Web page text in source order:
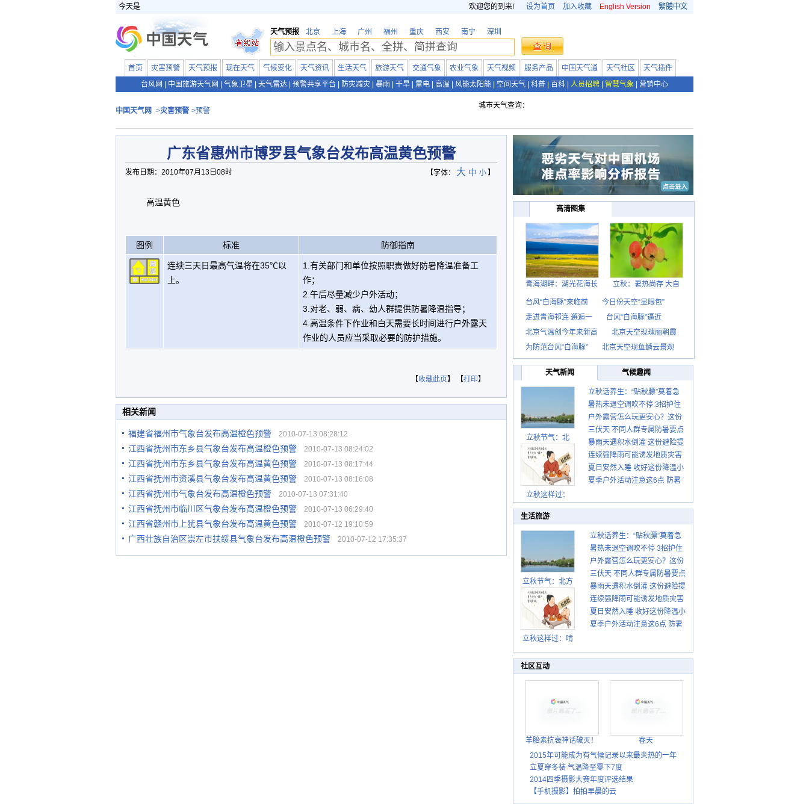
今天是 欢迎您的到来! 设为首页 加入收藏 English Version 繁體中文
天气预报 北京 上海 广州 福州 重庆 西安 南宁 深圳
首页 灾害预警 天气预报 现在天气 气候变化 天气资讯 生活天气 旅游天气 交通气象 农业气象 天气视频 服务产品 中国天气通 天气社区
天气插件
台风网
中国旅游天气网 气象卫星 天气雷达 预警共享平台 防灾减灾 暴雨 干旱 雷电 高温 风能太阳能 空间天气 科普 百科 人员招聘 智慧气象 营销中心
中国天气网 >灾害预警 >预警
城市天气查询：
广东省惠州市博罗县气象台发布高温黄色预警
发布日期：2010年07月13日08时 【字体： 大 中 小】
高温黄色
图例 标准 防御指南
连续三天日最高气温将在35℃以
上。
1.有关部门和单位按照职责做好防暑降温准备工
作；
2.午后尽量减少户外活动；
3.对老、弱、病、幼人群提供防暑降温指导；
4.高温条件下作业和白天需要长时间进行户外露天
作业的人员应当采取必要的防护措施。
【收藏此页】 【打印】
相关新闻
福建省福州市气象台发布高温橙色预警 2010-07-13 08:28:12
江西省抚州市东乡县气象台发布高温橙色预警 2010-07-13 08:24:02
江西省抚州市东乡县气象台发布高温黄色预警 2010-07-13 08:17:44
江西省抚州市资溪县气象台发布高温黄色预警 2010-07-13 08:16:08
江西省抚州市气象台发布高温橙色预警 2010-07-13 07:31:40
江西省抚州市临川区气象台发布高温橙色预警 2010-07-13 06:29:40
江西省赣州市上犹县气象台发布高温黄色预警 2010-07-12 19:10:59
广西壮族自治区崇左市扶绥县气象台发布高温橙色预警 2010-07-12 17:35:37
高清图集
青海湖畔：湖光花海长 立秋：暑热尚存 大自
台风“白海豚”来临前
今日份天空“显眼包”
走进青海祁连 邂逅一
台风“白海豚”逼近
北京气温创今年来新高
北京天空现瑰丽朝霞
为防范台风“白海豚”
北京天空现鱼鳞云景观
天气新闻 气候趣闻
立秋节气：北
立秋这样过：
立秋话养生：“贴秋膘”莫着急
先清暑再防燥
暑热未退空调吹不停 3招护住
肩颈不酸痛
户外露营怎么玩更安心？这份
攻略请收好
三伏天 不同人群专属防暑要点
请收好
暴雨天遇积水倒灌 这份避险提
示请收好
连续强降雨可能诱发地质灾害
这些前兆要知道
夏日安然入睡 收好这份降温小
贴士
夏季户外活动注意这6点 防暑
生活旅游
立秋节气：北方
逐渐转凉 南方暑
热仍盛
立秋这样过：啃
祝丰收迎秋来
立秋话养生：“贴秋膘”莫着急
先清暑再防燥
暑热未退空调吹不停 3招护住
肩颈不酸痛
户外露营怎么玩更安心？这份
攻略请收好
三伏天 不同人群专属防暑要点
请收好
暴雨天遇积水倒灌 这份避险提
示请收好
连续强降雨可能诱发地质灾害
这些前兆要知道
夏日安然入睡 收好这份降温小
贴士
夏季户外活动注意这6点 防暑
社区互动
羊胎素抗衰神话破灭！
春天
2015年可能成为有气候记录以来最炎热的一年
立夏穿冬装 气温降至零下7度
2014四季摄影大赛年度评选结果
【手机摄影】拍拍早晨的云